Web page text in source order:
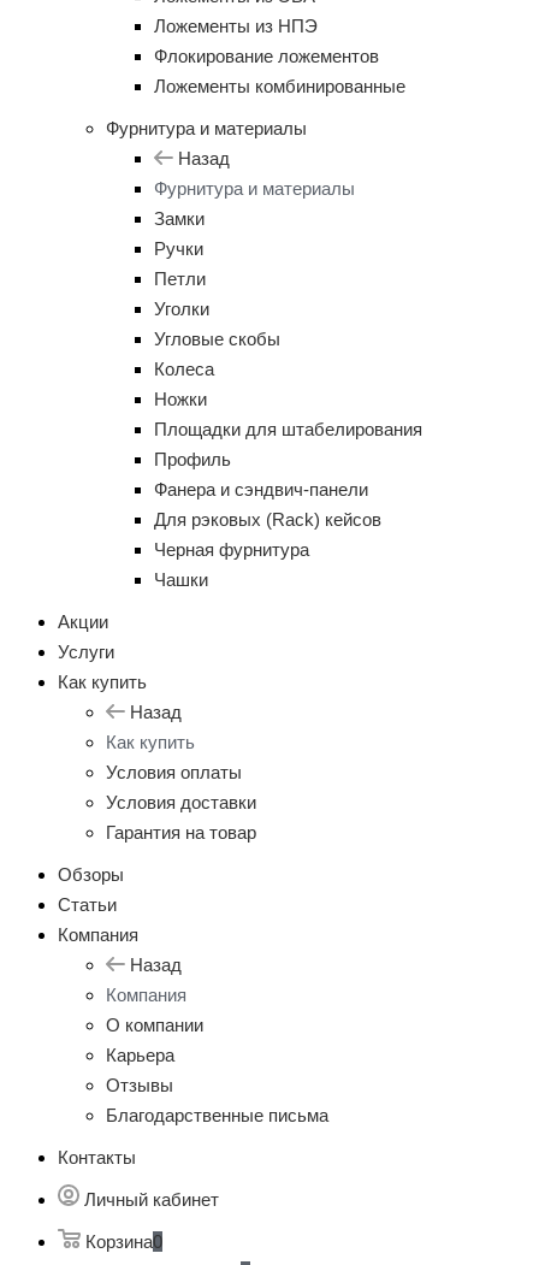
Ложементы из НПЭ
Флокирование ложементов
Ложементы комбинированные
Фурнитура и материалы
Назад
Фурнитура и материалы
Замки
Ручки
Петли
Уголки
Угловые скобы
Колеса
Ножки
Площадки для штабелирования
Профиль
Фанера и сэндвич-панели
Для рэковых (Rack) кейсов
Черная фурнитура
Чашки
Акции
Услуги
Как купить
Назад
Как купить
Условия оплаты
Условия доставки
Гарантия на товар
Обзоры
Статьи
Компания
Назад
Компания
О компании
Карьера
Отзывы
Благодарственные письма
Контакты
Личный кабинет
Корзина0